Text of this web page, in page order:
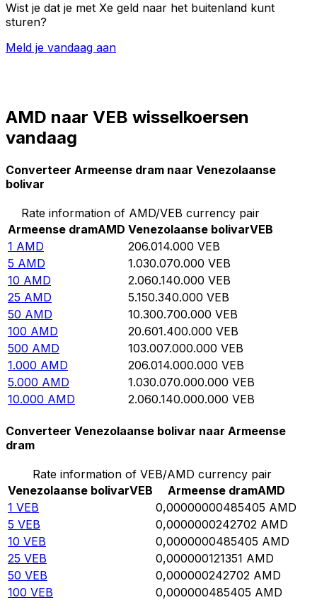
Wist je dat je met Xe geld naar het buitenland kunt
sturen?
Meld je vandaag aan
AMD naar VEB wisselkoersen
vandaag
Converteer Armeense dram naar Venezolaanse
bolivar
Rate information of AMD/VEB currency pair
Armeense dramAMD Venezolaanse bolivarVEB
1 AMD 206.014.000 VEB
5 AMD 1.030.070.000 VEB
10 AMD 2.060.140.000 VEB
25 AMD 5.150.340.000 VEB
50 AMD 10.300.700.000 VEB
100 AMD 20.601.400.000 VEB
500 AMD 103.007.000.000 VEB
1.000 AMD 206.014.000.000 VEB
5.000 AMD 1.030.070.000.000 VEB
10.000 AMD 2.060.140.000.000 VEB
Converteer Venezolaanse bolivar naar Armeense
dram
Rate information of VEB/AMD currency pair
Venezolaanse bolivarVEB Armeense dramAMD
1 VEB 0,00000000485405 AMD
5 VEB 0,0000000242702 AMD
10 VEB 0,0000000485405 AMD
25 VEB 0,000000121351 AMD
50 VEB 0,000000242702 AMD
100 VEB 0,000000485405 AMD